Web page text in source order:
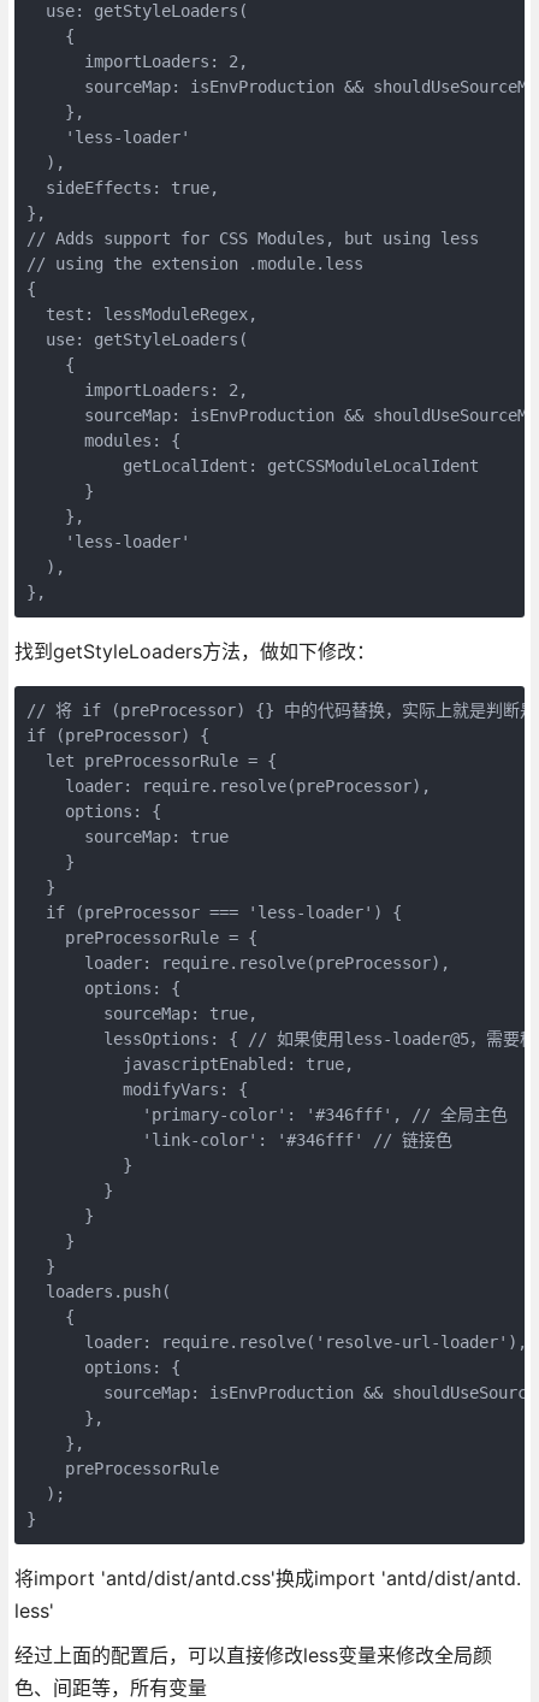
  use: getStyleLoaders(
    {
      importLoaders: 2,
sourceMap: isEnvProduction &&
    },
    'less-loader'
  ),
  sideEffects: true,
},
// Adds support for CSS Modules, but using less
// using the extension .module.less
{
  test: lessModuleRegex,
  use: getStyleLoaders(
    {
      importLoaders: 2,
sourceMap: isEnvProduction &&
      modules: {
          getLocalIdent: getCSSModuleLocalIdent
      }
    },
    'less-loader'
  ),
},
找到getStyleLoaders方法，做如下修改：
// 将 if (preProcessor) {} 中的代码替换，实际上就是判断
if (preProcessor) {
  let preProcessorRule = {
    loader: require.resolve(preProcessor),
    options: {
      sourceMap: true
    }
  }
  if (preProcessor === 'less-loader') {
    preProcessorRule = {
      loader: require.resolve(preProcessor),
      options: {
        sourceMap: true,
lessOptions: { // 如果使用less-loader@5，需要
          javascriptEnabled: true,
          modifyVars: {
            'primary-color': '#346fff', // 全局主色
            'link-color': '#346fff' // 链接色
          }
        }
      }
    }
  }
  loaders.push(
    {
      loader: require.resolve('resolve-url-loader'),
      options: {
sourceMap: isEnvProduction &&
      },
    },
    preProcessorRule
  );
}
将import 'antd/dist/antd.css'换成import 'antd/dist/antd.
less'
经过上面的配置后，可以直接修改less变量来修改全局颜
色、间距等，所有变量